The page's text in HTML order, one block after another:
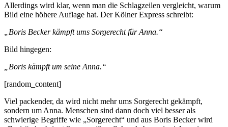
Allerdings wird klar, wenn man die Schlagzeilen vergleicht, warum
Bild eine höhere Auflage hat. Der Kölner Express schreibt:
„Boris Becker kämpft ums Sorgerecht für Anna.“
Bild hingegen:
„Boris kämpft um seine Anna.“
[random_content]
Viel packender, da wird nicht mehr ums Sorgerecht gekämpft,
sondern um Anna. Menschen sind dann doch viel besser als
schwierige Begriffe wie „Sorgerecht“ und aus Boris Becker wird